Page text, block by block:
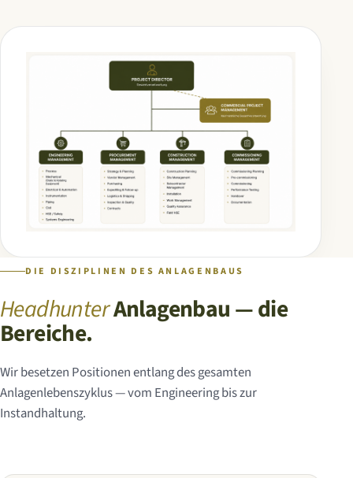
DIE DISZIPLINEN DES ANLAGENBAUS
HeadhunterAnlagenbau — die
Bereiche.
Wir besetzen Positionen entlang des gesamten
Anlagenlebenszyklus — vom Engineering bis zur
Instandhaltung.